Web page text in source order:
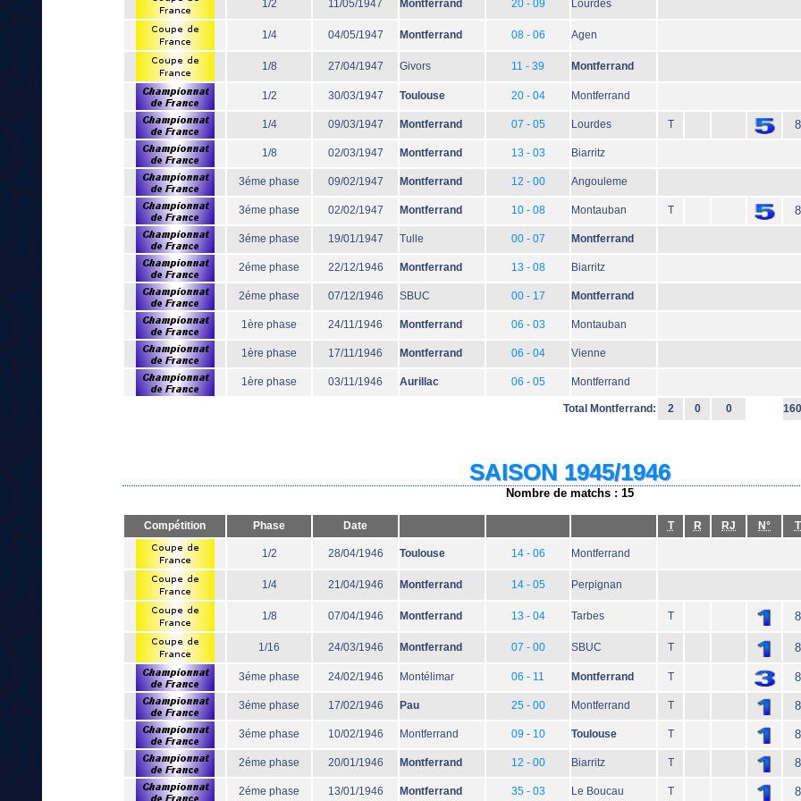
1/2 11/05/1947 Montferrand 20 - 09 Lourdes
1/4 04/05/1947 Montferrand 08 - 06 Agen
1/8 27/04/1947 Givors 11 - 39 Montferrand
1/2 30/03/1947 Toulouse 20 - 04 Montferrand
1/4 09/03/1947 Montferrand 07 - 05 Lourdes T
1/8 02/03/1947 Montferrand 13 - 03 Biarritz
3éme phase 09/02/1947 Montferrand 12 - 00 Angouleme
3éme phase 02/02/1947 Montferrand 10 - 08 Montauban T
3éme phase 19/01/1947 Tulle 00 - 07 Montferrand
2éme phase 22/12/1946 Montferrand 13 - 08 Biarritz
2éme phase 07/12/1946 SBUC 00 - 17 Montferrand
1ère phase 24/11/1946 Montferrand 06 - 03 Montauban
1ère phase 17/11/1946 Montferrand 06 - 04 Vienne
1ère phase 03/11/1946 Aurillac 06 - 05 Montferrand
Total Montferrand: 2 0 0
SAISON 1945/1946
Nombre de matchs : 15
Compétition Phase Date T R RJ N°
1/2 28/04/1946 Toulouse 14 - 06 Montferrand
1/4 21/04/1946 Montferrand 14 - 05 Perpignan
1/8 07/04/1946 Montferrand 13 - 04 Tarbes T
1/16 24/03/1946 Montferrand 07 - 00 SBUC T
3éme phase 24/02/1946 Montélimar 06 - 11 Montferrand T
3éme phase 17/02/1946 Pau 25 - 00 Montferrand T
3éme phase 10/02/1946 Montferrand 09 - 10 Toulouse T
2éme phase 20/01/1946 Montferrand 12 - 00 Biarritz T
2éme phase 13/01/1946 Montferrand 35 - 03 Le Boucau T